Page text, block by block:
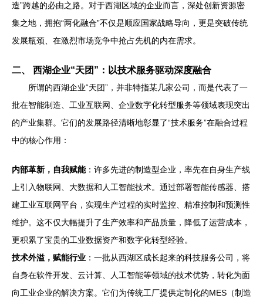
造”跨越的必由之路。对于西湖区域的企业而言，深处创新资源密
集之地，拥抱“两化融合”不仅是顺应国家战略导向，更是突破传统
发展瓶颈、在激烈市场竞争中抢占先机的内在需求。
二、 西湖企业“天团”：以技术服务驱动深度融合
所谓的西湖企业“天团”，并非特指某几家公司，而是代表了一
批在智能制造、工业互联网、企业数字化转型服务等领域表现突出
的产业集群。它们的发展路径清晰地彰显了“技术服务”在融合过程
中的核心作用：
内部革新，自我赋能：许多先进的制造型企业，率先在自身生产线
上引入物联网、大数据和人工智能技术。通过部署智能传感器、搭
建工业互联网平台，实现生产过程的实时监控、精准控制和预测性
维护。这不仅大幅提升了生产效率和产品质量，降低了运营成本，
更积累了宝贵的工业数据资产和数字化转型经验。
技术外溢，赋能行业 ：一批从西湖区成长起来的科技服务公司，将
自身在软件开发、云计算、人工智能等领域的技术优势，转化为面
向工业企业的解决方案。它们为传统工厂提供定制化的MES（制造